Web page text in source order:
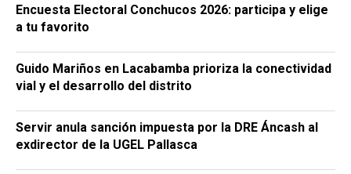
Encuesta Electoral Conchucos 2026: participa y elige
a tu favorito
Guido Mariños en Lacabamba prioriza la conectividad
vial y el desarrollo del distrito
Servir anula sanción impuesta por la DRE Áncash al
exdirector de la UGEL Pallasca